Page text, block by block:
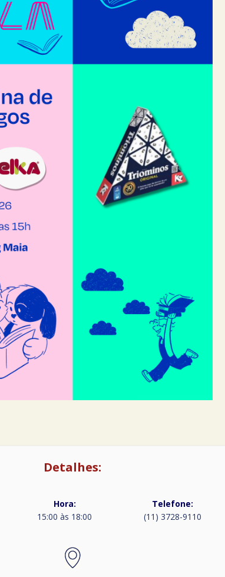
Detalhes:
Hora:
15:00 às 18:00
Telefone:
(11) 3728-9110